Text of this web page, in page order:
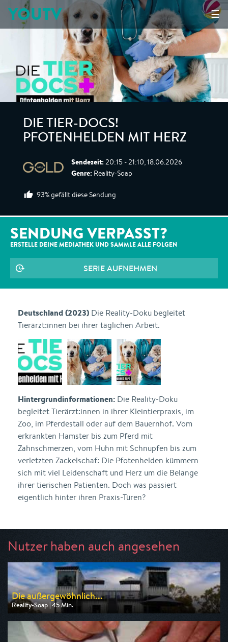
☰
YOUTV
DIE TIER-DOCS!
PFOTENHELDEN MIT HERZ
Sendezeit: 20:15 - 21:10, 18.06.2026
Genre: Reality-Soap
93% gefällt diese Sendung
SENDUNG VERPASST?
ERSTELLE DEINE MEDIATHEK UND SAMMLE ALLE FOLGEN
SERIE AUFNEHMEN
Deutschland (2023) Die Reality-Doku begleitet
Tierärzt:innen bei ihrer täglichen Arbeit.
Hintergrundinformationen: Die Reality-Doku
begleitet Tierärzt:innen in ihrer Kleintierpraxis, im
Zoo, im Pferdestall oder auf dem Bauernhof. Vom
erkrankten Hamster bis zum Pferd mit
Zahnschmerzen, vom Huhn mit Schnupfen bis zum
verletzten Zackelschaf: Die Pfotenhelden kümmern
sich mit viel Leidenschaft und Herz um die Belange
ihrer tierischen Patienten. Doch was passiert
eigentlich hinter ihren Praxis-Türen?
Nutzer haben auch angesehen
Die außergewöhnlich...
Reality-Soap | 45 Min.
Ausgestrahlt von ZDF
am 09.08.2026, 17:15